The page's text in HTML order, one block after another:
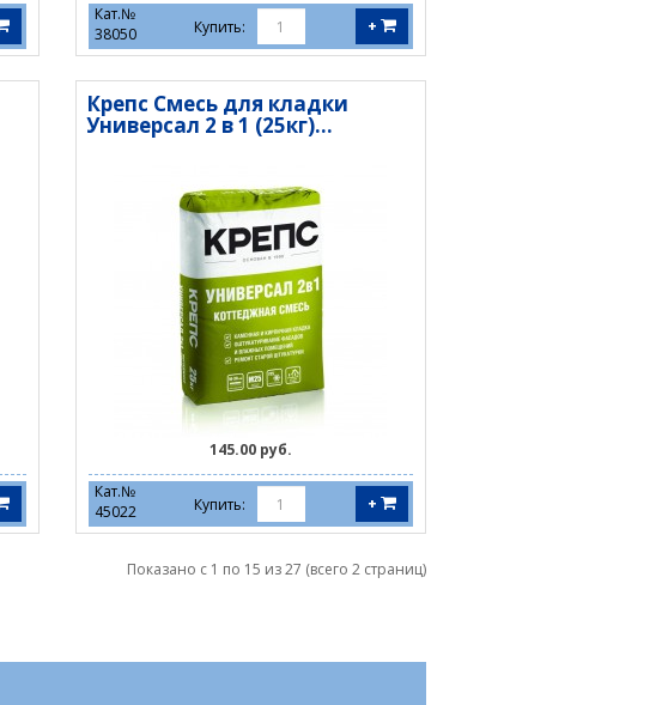
Кат.№
38050
Купить: +
Крепс Смесь для кладки
Универсал 2 в 1 (25кг)...
145.00 руб.
Кат.№
45022
Купить: +
Показано с 1 по 15 из 27 (всего 2 страниц)